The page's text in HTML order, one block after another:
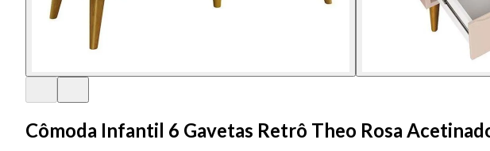
Cômoda Infantil 6 Gavetas Retrô Theo Rosa